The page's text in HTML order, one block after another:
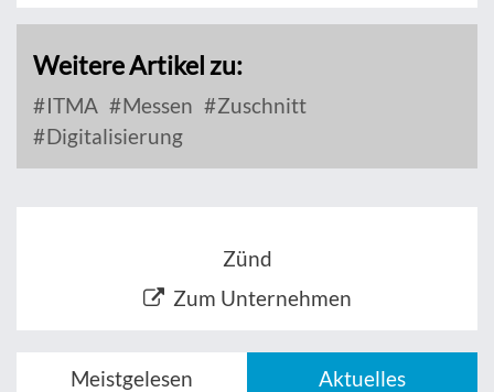
Weitere Artikel zu:
ITMA Messen
Zuschnitt
Digitalisierung
Zünd
Zum Unternehmen
Meistgelesen Aktuelles